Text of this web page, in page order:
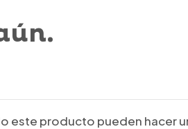
este producto pueden hacer